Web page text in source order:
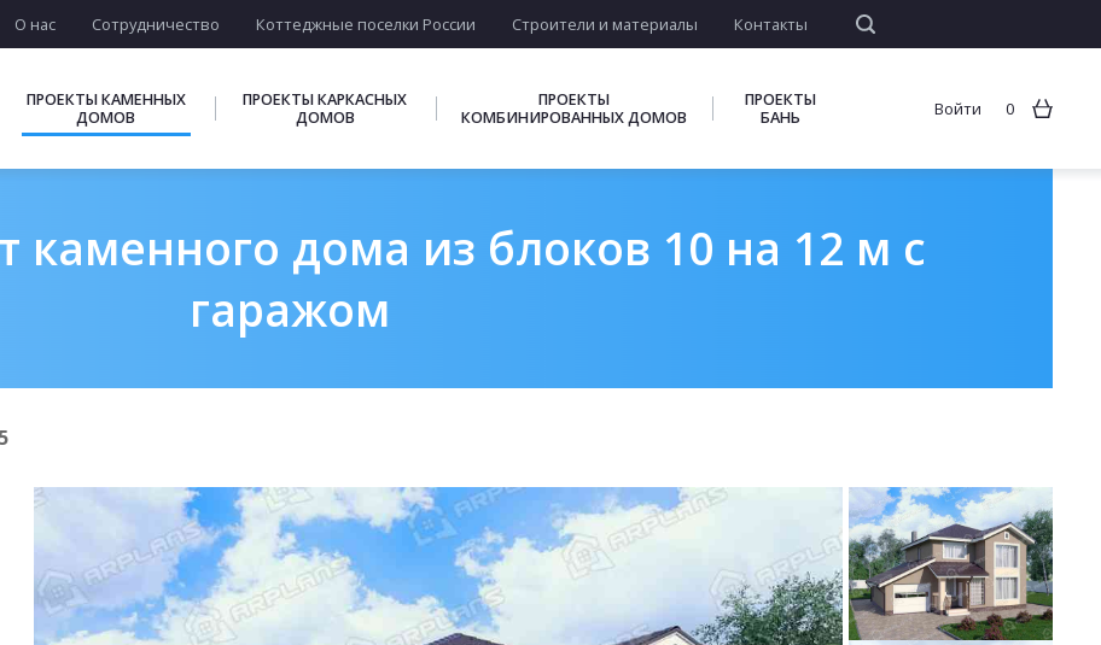
О нас Сотрудничество Коттеджные поселки России Строители и материалы Контакты
ПРОЕКТЫ КАМЕННЫХ
ДОМОВ
ПРОЕКТЫ КАРКАСНЫХ
ДОМОВ
ПРОЕКТЫ
КОМБИНИРОВАННЫХ ДОМОВ
ПРОЕКТЫ
БАНЬ
Войти 0
каменного дома из блоков 10 на 12 м с
гаражом